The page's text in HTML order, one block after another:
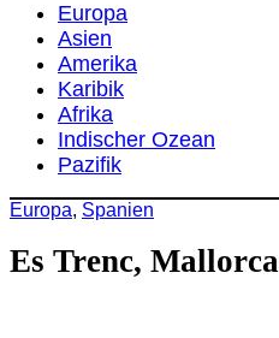
Europa
Asien
Amerika
Karibik
Afrika
Indischer Ozean
Pazifik
Europa, Spanien
Es Trenc, Mallorca